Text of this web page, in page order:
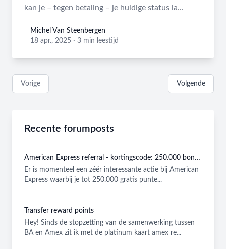
kan je – tegen betaling – je huidige status la...
Michel Van Steenbergen
Michel Van Steenbergen
18 apr., 2025 · 3 min leestijd
Vorige Volgende
Recente forumposts
American Express referral - kortingscode: 250.000 bonuspunten GRATIS
Er is momenteel een zéér interessante actie bij American
Express waarbij je tot 250.000 gratis punte...
Transfer reward points
Hey! Sinds de stopzetting van de samenwerking tussen
BA en Amex zit ik met de platinum kaart amex re...